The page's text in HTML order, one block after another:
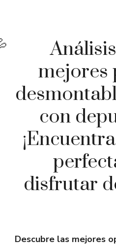
mejores
con
disfrutar
Descubre las mejores